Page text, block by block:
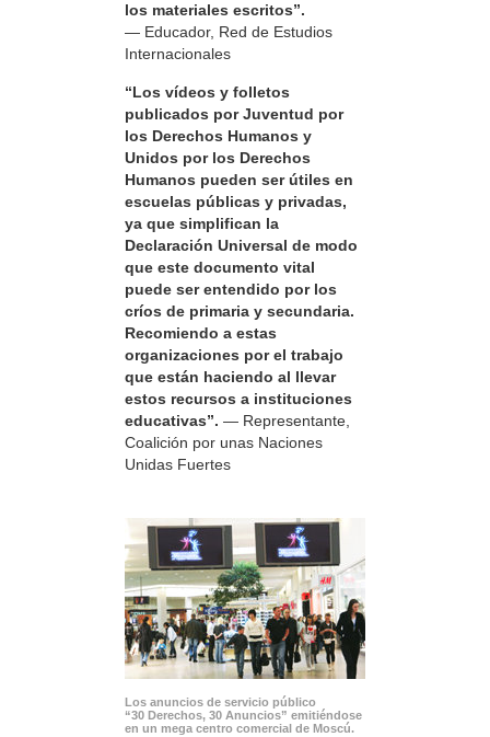
los materiales escritos”.
— Educador, Red de Estudios
Internacionales
“Los vídeos y folletos
publicados por Juventud por
los Derechos Humanos y
Unidos por los Derechos
Humanos pueden ser útiles en
escuelas públicas y privadas,
ya que simplifican la
Declaración Universal de modo
que este documento vital
puede ser entendido por los
críos de primaria y secundaria.
Recomiendo a estas
organizaciones por el trabajo
que están haciendo al llevar
estos recursos a instituciones
educativas”. — Representante,
Coalición por unas Naciones
Unidas Fuertes
Los anuncios de servicio público
“30 Derechos, 30 Anuncios” emitiéndose
en un mega centro comercial de Moscú.